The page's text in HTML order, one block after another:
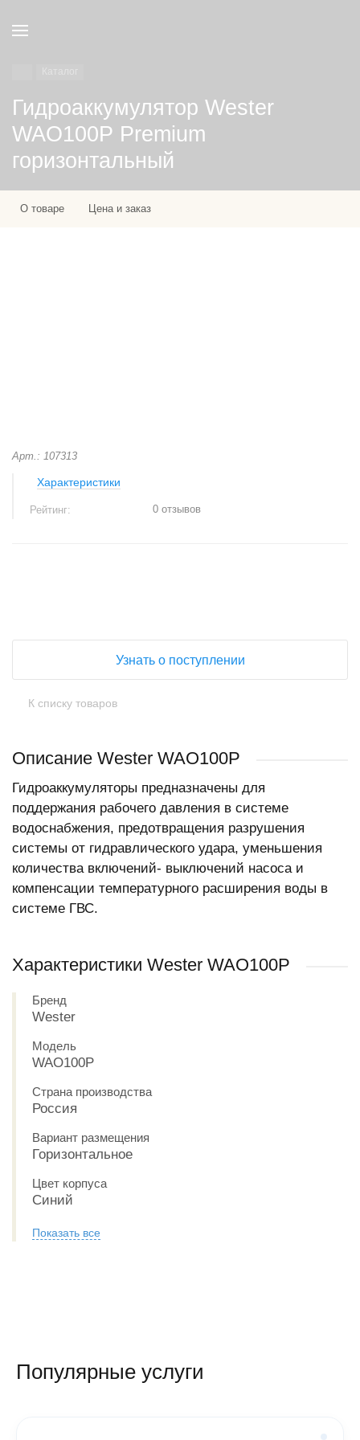
Гидроаккумулятор Wester
WAO100P Premium
горизонтальный
О товаре Цена и заказ
Арт.: 107313
Характеристики
Рейтинг: 0 отзывов
Узнать о поступлении
К списку товаров
Описание Wester WAO100P
Гидроаккумуляторы предназначены для
поддержания рабочего давления в системе
водоснабжения, предотвращения разрушения
системы от гидравлического удара, уменьшения
количества включений- выключений насоса и
компенсации температурного расширения воды в
системе ГВС.
Характеристики Wester WAO100P
Бренд
Wester
Модель
WAO100P
Страна производства
Россия
Вариант размещения
Горизонтальное
Цвет корпуса
Синий
Показать все
Популярные услуги